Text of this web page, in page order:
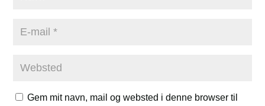
Gem mit navn, mail og websted i denne browser til